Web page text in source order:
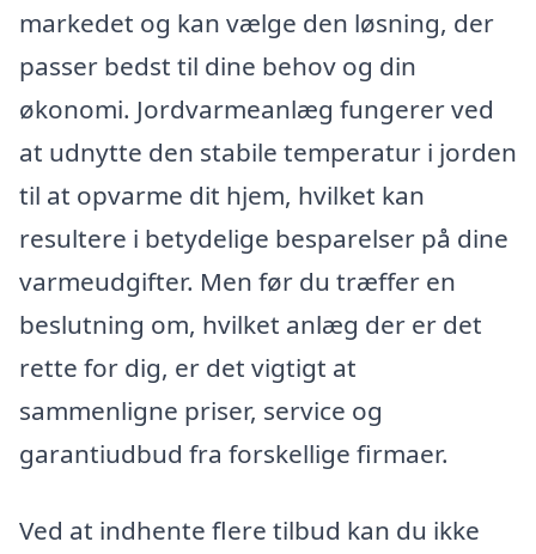
markedet og kan vælge den løsning, der
passer bedst til dine behov og din
økonomi. Jordvarmeanlæg fungerer ved
at udnytte den stabile temperatur i jorden
til at opvarme dit hjem, hvilket kan
resultere i betydelige besparelser på dine
varmeudgifter. Men før du træffer en
beslutning om, hvilket anlæg der er det
rette for dig, er det vigtigt at
sammenligne priser, service og
garantiudbud fra forskellige firmaer.
Ved at indhente flere tilbud kan du ikke